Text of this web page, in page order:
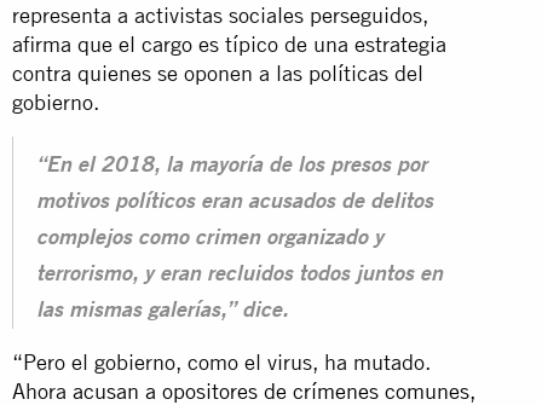
representa a activistas sociales perseguidos,
afirma que el cargo es típico de una estrategia
contra quienes se oponen a las políticas del
gobierno.
“En el 2018, la mayoría de los presos por
motivos políticos eran acusados de delitos
complejos como crimen organizado y
terrorismo, y eran recluidos todos juntos en
las mismas galerías,” dice.
“Pero el gobierno, como el virus, ha mutado.
Ahora acusan a opositores de crímenes comunes,